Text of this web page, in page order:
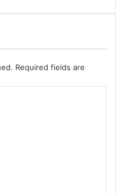
Required fields are